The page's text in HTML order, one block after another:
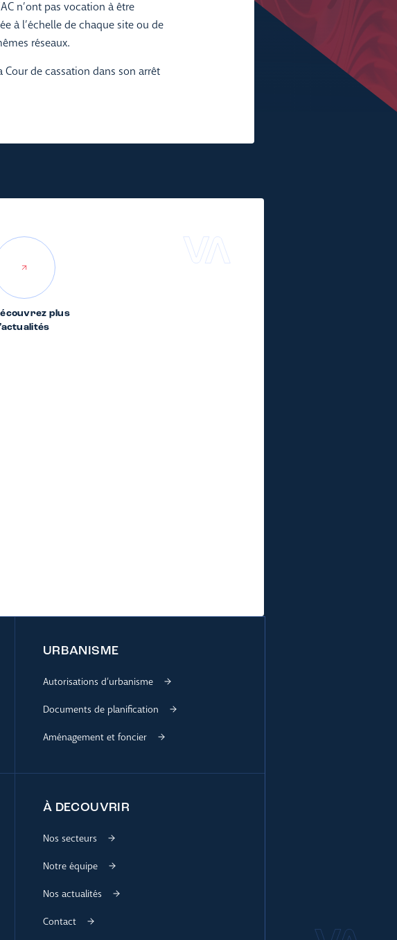
n’ont pas vocation à être
à l’échelle de chaque site ou de
réseaux.
de cassation dans son arrêt
plus
URBANISME
Autorisations d’urbanisme
Documents de planification
Aménagement et foncier
À DECOUVRIR
Nos secteurs
Notre équipe
Nos actualités
Contact